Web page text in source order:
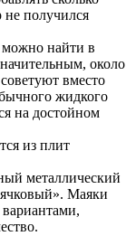
не получился
можно найти в
около
вместо
жидкого
на достойном
из плит
металлический
Маяки